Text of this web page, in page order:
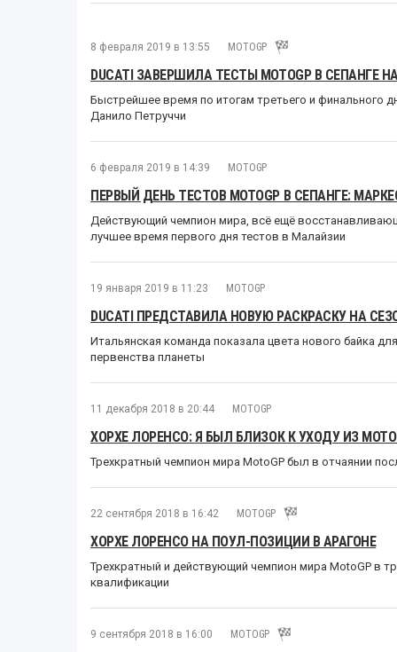
8 февраля 2019 в 13:55 MOTOGP
DUCATI ЗАВЕРШИЛА ТЕСТЫ MOTOGP В СЕПАНГЕ
Быстрейшее время по итогам третьего и финального
Данило Петруччи
6 февраля 2019 в 14:39 MOTOGP
ПЕРВЫЙ ДЕНЬ ТЕСТОВ MOTOGP В СЕПАНГЕ:
Действующий чемпион мира, всё ещё
лучшее время первого дня тестов в Малайзии
19 января 2019 в 11:23 MOTOGP
DUCATI ПРЕДСТАВИЛА НОВУЮ РАСКРАСКУ НА
Итальянская команда показала цвета нового байка
первенства планеты
11 декабря 2018 в 20:44 MOTOGP
ХОРХЕ ЛОРЕНСО: Я БЫЛ БЛИЗОК К УХОДУ ИЗ
Трехкратный чемпион мира MotoGP был в отчаянии
22 сентября 2018 в 16:42 MOTOGP
ХОРХЕ ЛОРЕНСО НА ПОУЛ-ПОЗИЦИИ В АРАГОНЕ
Трехкратный и действующий чемпион мира MotoGP в
квалификации
9 сентября 2018 в 16:00 MOTOGP